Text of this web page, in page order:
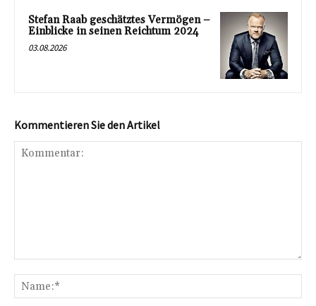
Stefan Raab geschätztes Vermögen –
Einblicke in seinen Reichtum 2024
03.08.2026
Kommentieren Sie den Artikel